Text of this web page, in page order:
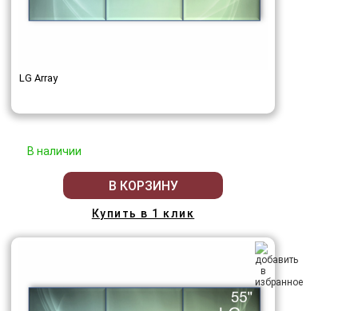
LG Array
В наличии
В КОРЗИНУ
Купить в 1 клик